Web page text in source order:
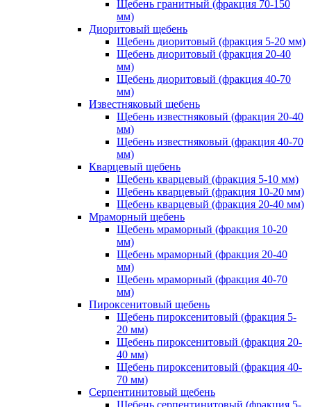
Щебень гранитный (фракция 70-150
мм)
Диоритовый щебень
Щебень диоритовый (фракция 5-20 мм)
Щебень диоритовый (фракция 20-40
мм)
Щебень диоритовый (фракция 40-70
мм)
Известняковый щебень
Щебень известняковый (фракция 20-40
мм)
Щебень известняковый (фракция 40-70
мм)
Кварцевый щебень
Щебень кварцевый (фракция 5-10 мм)
Щебень кварцевый (фракция 10-20 мм)
Щебень кварцевый (фракция 20-40 мм)
Мраморный щебень
Щебень мраморный (фракция 10-20
мм)
Щебень мраморный (фракция 20-40
мм)
Щебень мраморный (фракция 40-70
мм)
Пироксенитовый щебень
Щебень пироксенитовый (фракция 5-
20 мм)
Щебень пироксенитовый (фракция 20-
40 мм)
Щебень пироксенитовый (фракция 40-
70 мм)
Серпентинитовый щебень
Щебень серпентинитовый (фракция 5-